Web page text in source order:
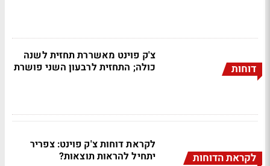
דוחות
צ'ק פוינט מאשררת תחזית לשנה
כולה; התחזית לרבעון השני פושרת
לקראת הדוחות
לקראת דוחות צ'ק פוינט: צפריר
יתחיל להראות תוצאות?